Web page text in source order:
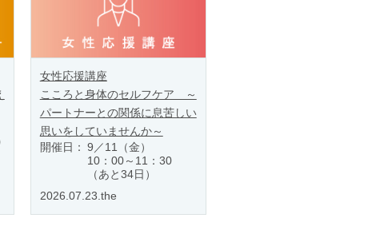
女性応援講座
こころと身体のセルフケア ～
パートナーとの関係に息苦しい
思いをしていませんか～
開催日： 9／11（金）
10：00～11：30
（あと34日）
2026.07.23.the